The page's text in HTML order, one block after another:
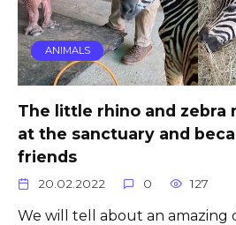
ANIMALS
The little rhino and zebra
at the sanctuary and
friends
20.02.2022 0 127
We will tell about an amazing